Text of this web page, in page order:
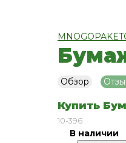
Обзор
Купить
10-396
В наличии